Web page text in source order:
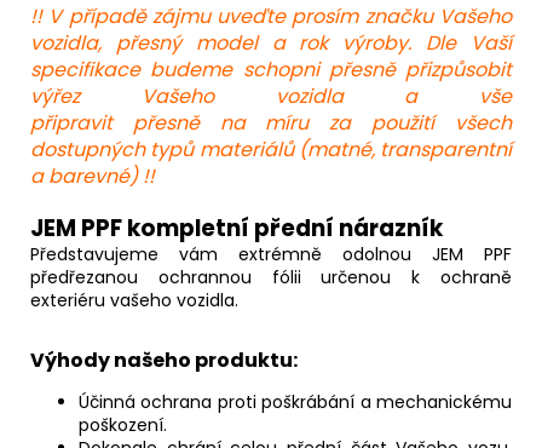
!! V případě zájmu uveďte prosím značku Vašeho
vozidla, přesný model a rok výroby. Dle Vaší
specifikace budeme schopni přesně přizpůsobit
výřez Vašeho vozidla a vše
připravit přesně na míru za použití všech
dostupných typů materiálů (matné, transparentní
a barevné) !!
JEM PPF kompletní přední nárazník
Představujeme vám extrémně odolnou JEM PPF
předřezanou ochrannou fólii určenou k ochraně
exteriéru vašeho vozidla.
Výhody našeho produktu:
Účinná ochrana proti poškrábání a mechanickému
poškození.